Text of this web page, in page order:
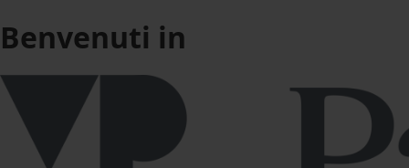
Benvenuti in